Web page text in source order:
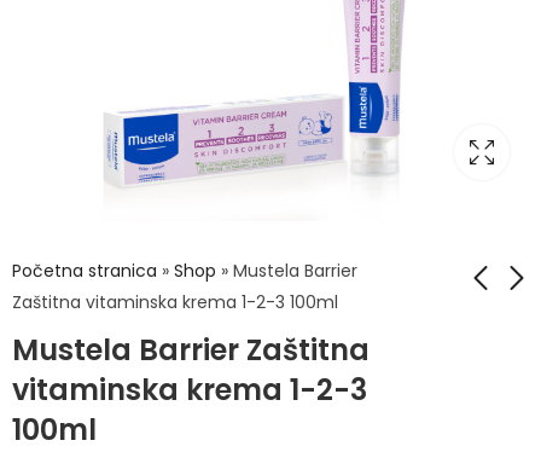
Početna stranica » Shop » Mustela Barrier
Zaštitna vitaminska krema 1-2-3 100ml
Mustela Barrier Zaštitna
vitaminska krema 1-2-3
100ml
Mustela Barrier
Zaštitna vitaminska
krema 1-2-3 50ml
CARNATION Uložak